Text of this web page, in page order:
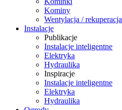
Kominy
Wentylacja / rekuperacja
Instalacje
Publikacje
Instalacje inteligentne
Elektryka
Hydraulika
Inspiracje
Instalacje inteligentne
Elektryka
Hydraulika